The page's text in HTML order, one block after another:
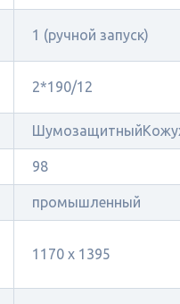
1 (ручной запуск)
2*190/12
98
промышленный
1170 х 1395